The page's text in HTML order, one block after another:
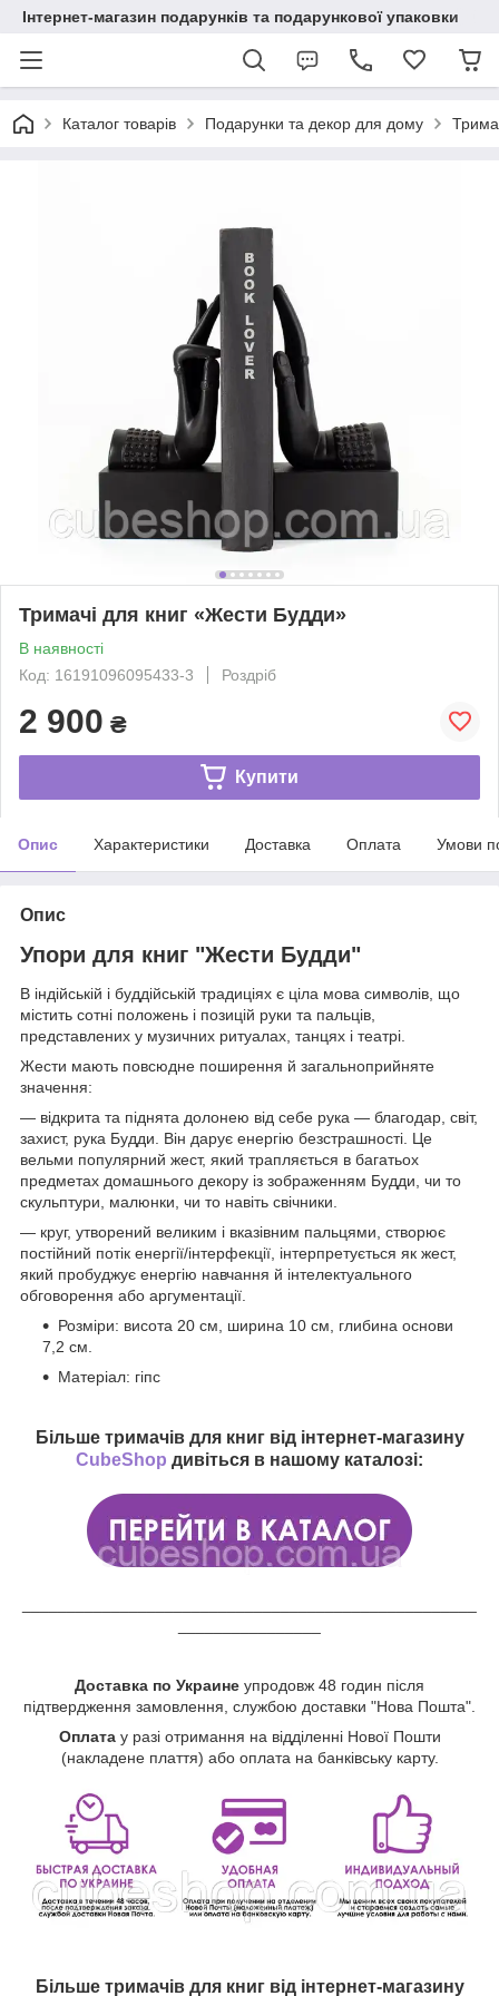
Інтернет-магазин подарунків та подарункової упаковки
Каталог товарів Подарунки та декор для дому
Тримачі для книг «Жести Будди»
В наявності
Код: 16191096095433-3
Роздріб
2 900 ₴
Купити
Опис Характеристики Доставка Оплата Умови
Опис
Упори для книг "Жести Будди"
В індійській і буддійській традиціях є ціла мова символів, що
містить сотні положень і позицій руки та пальців,
представлених у музичних ритуалах, танцях і театрі.
Жести мають повсюдне поширення й загальноприйняте
значення:
— відкрита та піднята долонею від себе рука — благодар, світ,
захист, рука Будди. Він дарує енергію безстрашності. Це
вельми популярний жест, який трапляється в багатьох
предметах домашнього декору із зображенням Будди, чи то
скульптури, малюнки, чи то навіть свічники.
— круг, утворений великим і вказівним пальцями, створює
постійний потік енергії/інтерфекції, інтерпретується як жест,
який пробуджує енергію навчання й інтелектуального
обговорення або аргументації.
Розміри: висота 20 см, ширина 10 см, глибина основи
7,2 см.
Матеріал: гіпс
Більше тримачів для книг від інтернет-магазину
CubeShop дивіться в нашому каталозі:
Доставка по Украине упродовж 48 годин після
підтвердження замовлення, службою доставки "Нова Пошта".
Оплата у разі отримання на відділенні Нової Пошти
(накладене плаття) або оплата на банківську карту.
Більше тримачів для книг від інтернет-магазину